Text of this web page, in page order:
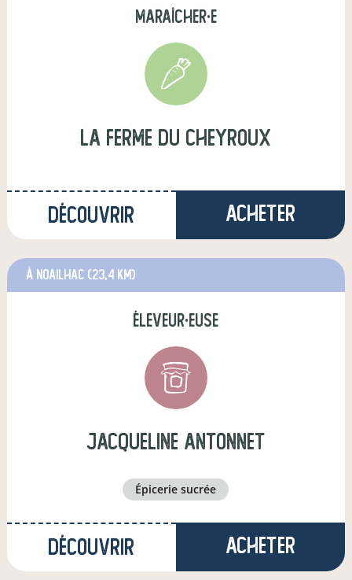
maraîcher·e
La ferme du Cheyroux
Découvrir Acheter
à Noailhac (23,4 km)
éleveur·euse
jacqueline antonnet
épicerie sucrée
Découvrir Acheter